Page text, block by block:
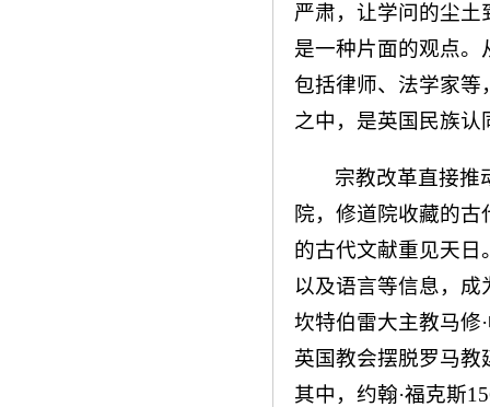
严肃，让学问的尘土
是一种片面的观点
包括律师、法学家等
之中，是英国民族认
宗教改革直接推
院，修道院收藏的
的古代文献重见天
以及语言等信息，
坎特伯雷大主教马修
英国教会摆脱罗马
其中，约翰·福克斯